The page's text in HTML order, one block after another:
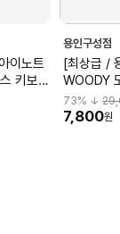
이노트
키보드
(J)X-
용인구성점
[최상급 /
WOODY
트
73% ↓
7,800원